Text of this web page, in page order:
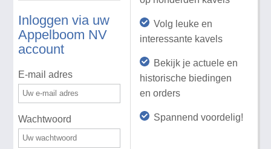
Inloggen via uw
Appelboom NV
account
E-mail adres
Wachtwoord
Volg leuke en
interessante kavels
Bekijk je actuele en
historische biedingen
en orders
Spannend voordelig!